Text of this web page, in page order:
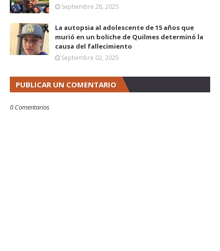
Septiembre 28, 2025
La autopsia al adolescente de 15 años que
murió en un boliche de Quilmes determinó la
causa del fallecimiento
Septiembre 02, 2025
PUBLICAR UN COMENTARIO
0 Comentarios